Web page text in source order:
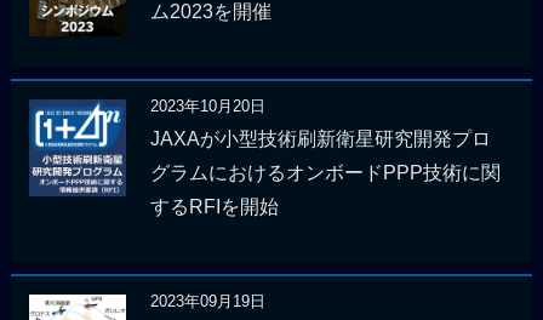
ム2023を開催
2023年10月20日
JAXAが小型技術刷新衛星研究開発プロ
グラムにおけるオンボードPPP技術に関
するRFIを開始
2023年09月19日